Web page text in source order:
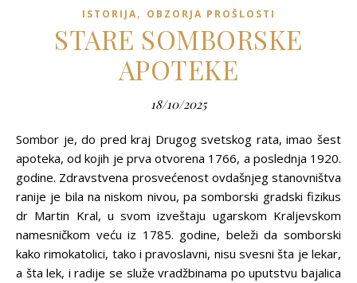
ISTORIJA, OBZORJA PROŠLOSTI
STARE SOMBORSKE
APOTEKE
18/10/2025
Sombor je, do pred kraj Drugog svetskog rata, imao šest
apoteka, od kojih je prva otvorena 1766, a poslednja 1920.
godine. Zdravstvena prosvećenost ovdašnjeg stanovništva
ranije je bila na niskom nivou, pa somborski gradski fizikus
dr Martin Kral, u svom izveštaju ugarskom Kraljevskom
namesničkom veću iz 1785. godine, beleži da somborski
kako rimokatolici, tako i pravoslavni, nisu svesni šta je lekar,
a šta lek, i radije se služe vradžbinama po uputstvu bajalica